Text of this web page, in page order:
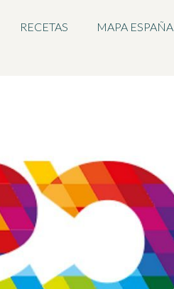
RECETAS MAPA ESPAÑA